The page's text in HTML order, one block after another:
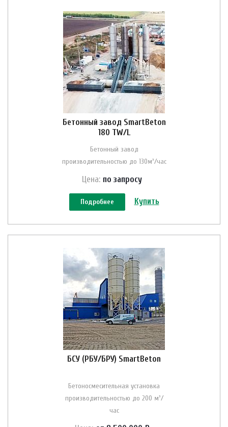
Бетонный завод SmartBeton
180 TW/L
Бетонный завод
производительностью до 130м³/час
Цена: по запросу
Подробнее Купить
БСУ (РБУ/БРУ) SmartBeton
Бетоносмесительная установка
производительностью до 200 м³/
час